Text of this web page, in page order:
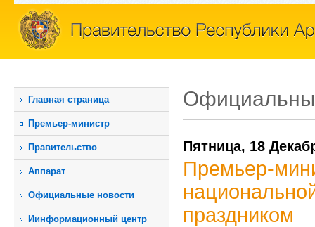
Главная страница
Премьер-министр
Правительство
Аппарат
Официальные новости
Иинформационный центр
Пятница, 18
Премьер-
праздником